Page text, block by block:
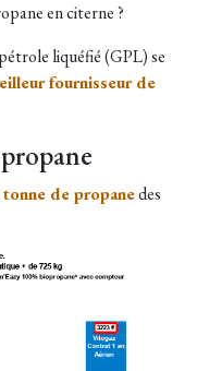
en citerne ?
liquéfié (GPL) se
fournisseur de
de propanedes